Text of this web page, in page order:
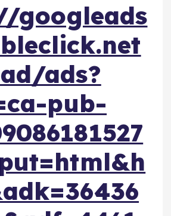
googleads
ads?
pub-